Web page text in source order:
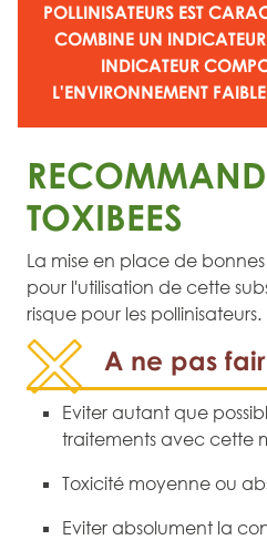
POLLINISATEURS EST
COMBINE UN
INDICATEUR
L'ENVIRONNEMENT FAIBLE
TOXIBEES
La mise en place de
pour l'utilisation de cette
risque pour les pollinisateurs.
A ne pas
Eviter autant que
traitements avec cette
Toxicité moyenne ou
Eviter absolument la